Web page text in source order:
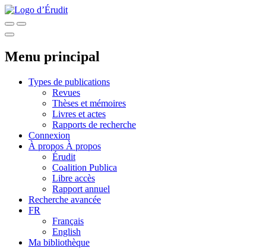
Menu principal
Types de publications
Revues
Thèses et mémoires
Livres et actes
Rapports de recherche
Connexion
À propos À propos
Érudit
Coalition Publica
Libre accès
Rapport annuel
Recherche avancée
FR
Français
English
Ma bibliothèque